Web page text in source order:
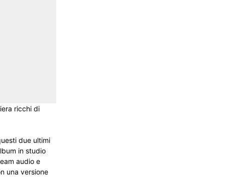
ricchi di
due ultimi
in studio
audio e
una versione